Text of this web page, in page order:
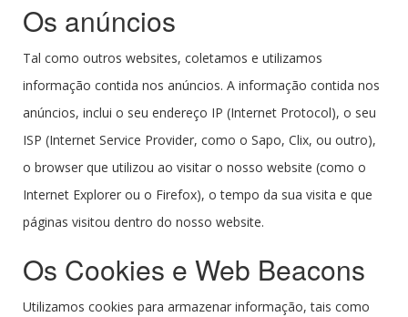
Os anúncios
Tal como outros websites, coletamos e utilizamos
informação contida nos anúncios. A informação contida nos
anúncios, inclui o seu endereço IP (Internet Protocol), o seu
ISP (Internet Service Provider, como o Sapo, Clix, ou outro),
o browser que utilizou ao visitar o nosso website (como o
Internet Explorer ou o Firefox), o tempo da sua visita e que
páginas visitou dentro do nosso website.
Os Cookies e Web Beacons
Utilizamos cookies para armazenar informação, tais como